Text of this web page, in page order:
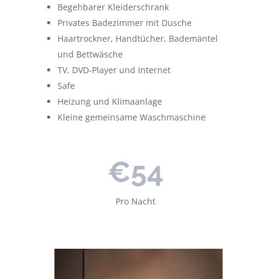
Begehbarer Kleiderschrank
Privates Badezimmer mit Dusche
Haartrockner, Handtücher, Bademäntel
und Bettwäsche
TV, DVD-Player und Internet
Safe
Heizung und Klimaanlage
Kleine gemeinsame Waschmaschine
€54
Pro Nacht